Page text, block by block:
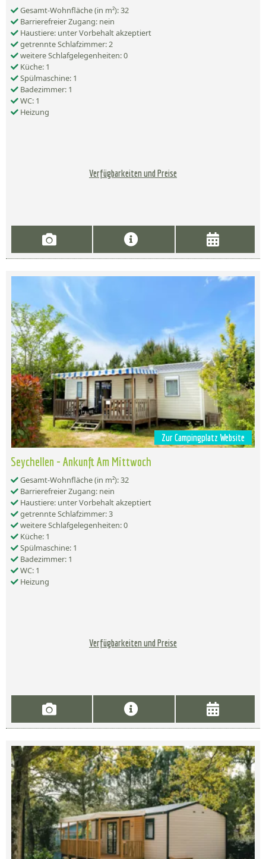
Gesamt-Wohnfläche (in m²): 32
Barrierefreier Zugang: nein
Haustiere: unter Vorbehalt akzeptiert
getrennte Schlafzimmer: 2
weitere Schlafgelegenheiten: 0
Küche: 1
Spülmaschine: 1
Badezimmer: 1
WC: 1
Heizung
Verfügbarkeiten und Preise
Zur Campingplatz Website
Seychellen - Ankunft Am Mittwoch
Gesamt-Wohnfläche (in m²): 32
Barrierefreier Zugang: nein
Haustiere: unter Vorbehalt akzeptiert
getrennte Schlafzimmer: 3
weitere Schlafgelegenheiten: 0
Küche: 1
Spülmaschine: 1
Badezimmer: 1
WC: 1
Heizung
Verfügbarkeiten und Preise